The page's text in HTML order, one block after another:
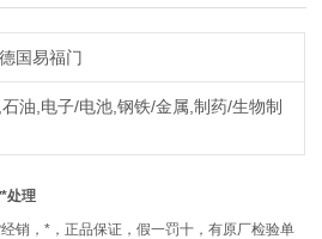
国易福门
油,电子/电池,钢铁/金属,制药/生物制
处理
销，*，正品保证，假一罚十，有原厂检验单